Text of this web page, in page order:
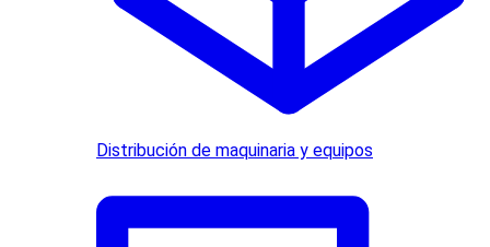
Distribución de maquinaria y equipos